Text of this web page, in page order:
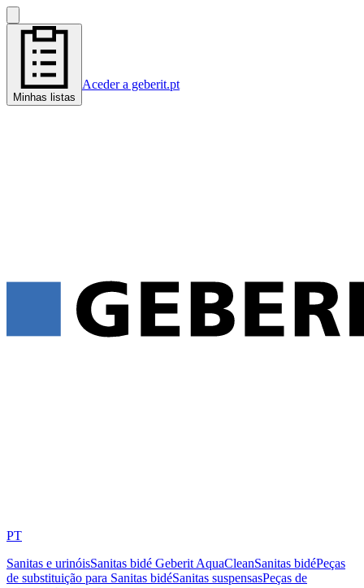
Minhas listas
Aceder a geberit.pt
PT
Sanitas e urinóisSanitas bidé Geberit AquaCleanSanitas bidéPeças
de substituição para Sanitas bidéSanitas suspensasPeças de